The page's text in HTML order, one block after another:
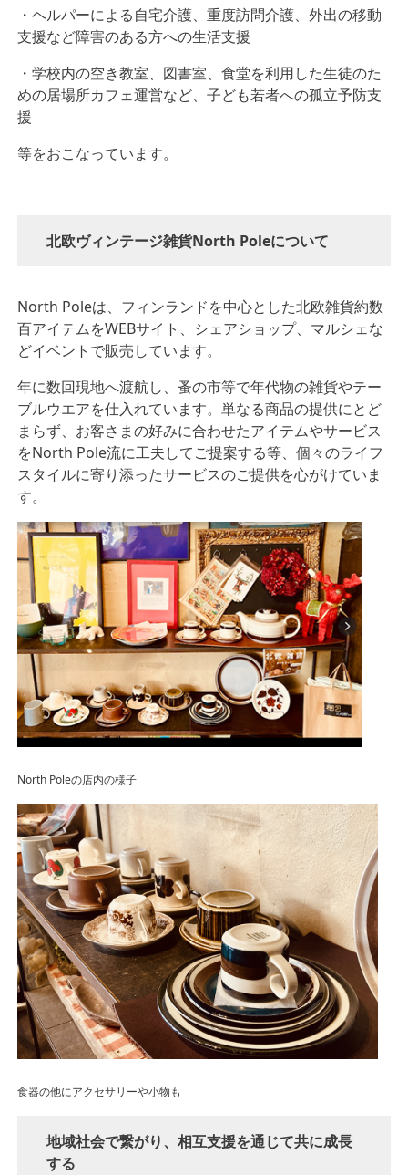
・ヘルパーによる自宅介護、重度訪問介護、外出の移動
支援など障害のある方への生活支援
・学校内の空き教室、図書室、食堂を利用した生徒のた
めの居場所カフェ運営など、子ども若者への孤立予防支
援
等をおこなっています。
北欧ヴィンテージ雑貨North Poleについて
North Poleは、フィンランドを中心とした北欧雑貨約数
百アイテムをWEBサイト、シェアショップ、マルシェな
どイベントで販売しています。
年に数回現地へ渡航し、蚤の市等で年代物の雑貨やテー
ブルウエアを仕入れています。単なる商品の提供にとど
まらず、お客さまの好みに合わせたアイテムやサービス
をNorth Pole流に工夫してご提案する等、個々のライフ
スタイルに寄り添ったサービスのご提供を心がけていま
す。
North Poleの店内の様子
食器の他にアクセサリーや小物も
地域社会で繋がり、相互支援を通じて共に成長
する